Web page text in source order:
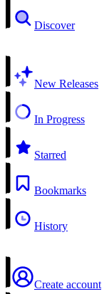
Discover
New Releases
In Progress
Starred
Bookmarks
History
Create account